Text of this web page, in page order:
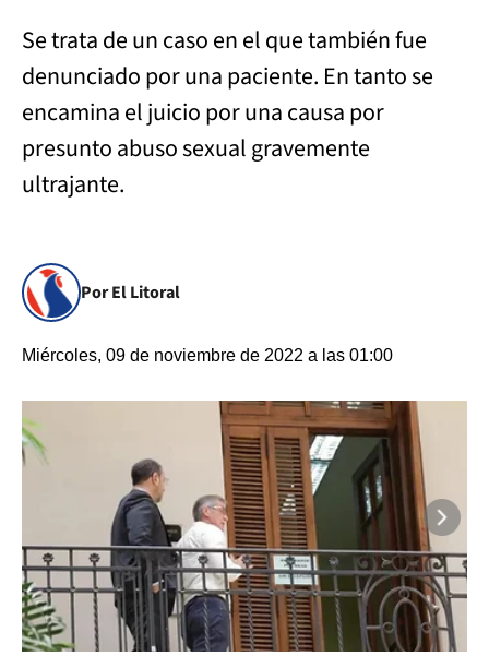
Se trata de un caso en el que también fue
denunciado por una paciente. En tanto se
encamina el juicio por una causa por
presunto abuso sexual gravemente
ultrajante.
Por El Litoral
Miércoles, 09 de noviembre de 2022 a las 01:00